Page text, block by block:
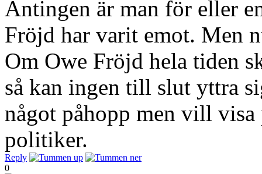
Antingen är man för eller
Fröjd har varit emot. Men
Om Owe Fröjd hela tiden
så kan ingen till slut yttra
något påhopp men vill
politiker.
Reply
0